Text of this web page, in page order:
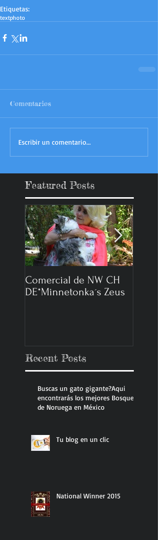
Etiquetas:
textphoto
Comentarios
Escribir un comentario...
Featured Posts
Comercial de NW CH
DE*Minnetonka´s Zeus
Recent Posts
Buscas un gato gigante?Aqui
encontrarás los mejores Bosque
de Noruega en México
Tu blog en un clic
National Winner 2015